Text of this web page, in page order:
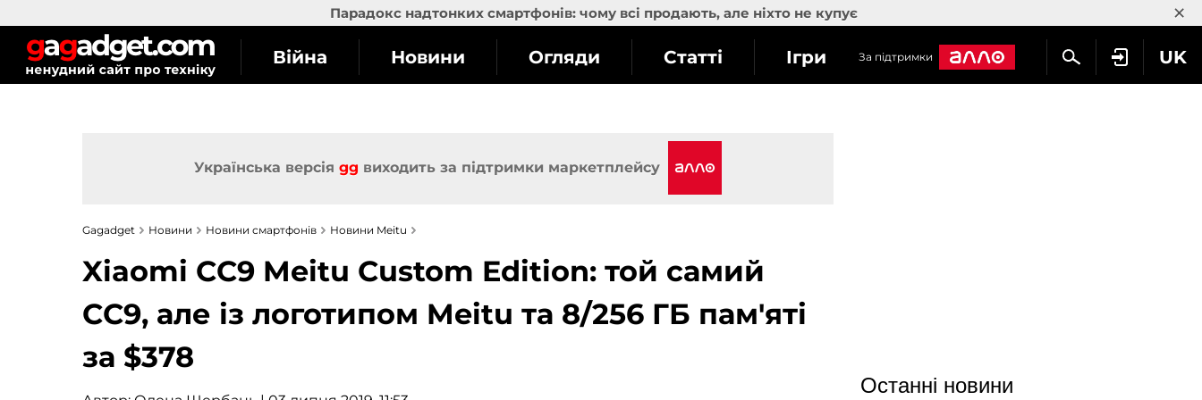
Парадокс надтонких смартфонів: чому всі продають, але ніхто не купує ×
UK
Війна Новини Огляди Статті Ігри За підтримки
Українська версія gg виходить за підтримки маркетплейсу
Gagadget Новини Новини смартфонів Новини Meitu
Xiaomi CC9 Meitu Custom Edition: той самий
CC9, але із логотипом Meitu та 8/256 ГБ пам'яті
за $378
Останні новини